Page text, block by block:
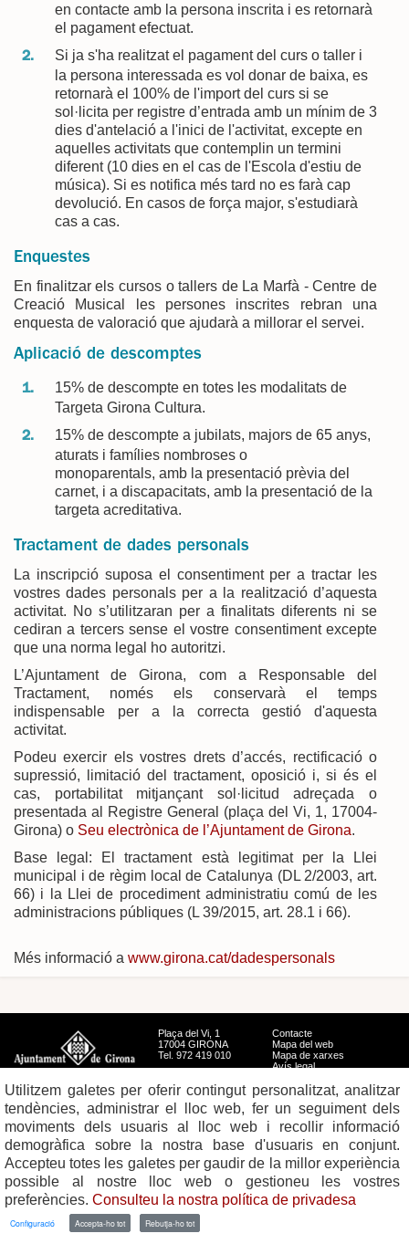
en contacte amb la persona inscrita i es retornarà
el pagament efectuat.
Si ja s'ha realitzat el pagament del curs o taller i
la persona interessada es vol donar de baixa, es
retornarà el 100% de l'import del curs si se
sol·licita per registre d’entrada amb un mínim de 3
dies d'antelació a l'inici de l'activitat, excepte en
aquelles activitats que contemplin un termini
diferent (10 dies en el cas de l'Escola d'estiu de
música). Si es notifica més tard no es farà cap
devolució. En casos de força major, s'estudiarà
cas a cas.
Enquestes
En finalitzar els cursos o tallers de La Marfà - Centre de
Creació Musical les persones inscrites rebran una
enquesta de valoració que ajudarà a millorar el servei.
Aplicació de descomptes
15% de descompte en totes les modalitats de
Targeta Girona Cultura.
15% de descompte a jubilats, majors de 65 anys,
aturats i famílies nombroses o
monoparentals, amb la presentació prèvia del
carnet, i a discapacitats, amb la presentació de la
targeta acreditativa.
Tractament de dades personals
La inscripció suposa el consentiment per a tractar les
vostres dades personals per a la realització d’aquesta
activitat. No s’utilitzaran per a finalitats diferents ni se
cediran a tercers sense el vostre consentiment excepte
que una norma legal ho autoritzi.
L’Ajuntament de Girona, com a Responsable del
Tractament, només els conservarà el temps
indispensable per a la correcta gestió d'aquesta
activitat.
Podeu exercir els vostres drets d’accés, rectificació o
supressió, limitació del tractament, oposició i, si és el
cas, portabilitat mitjançant sol·licitud adreçada o
presentada al Registre General (plaça del Vi, 1, 17004-
Girona) o Seu electrònica de l’Ajuntament de Girona.
Base legal: El tractament està legitimat per la Llei
municipal i de règim local de Catalunya (DL 2/2003, art.
66) i la Llei de procediment administratiu comú de les
administracions públiques (L 39/2015, art. 28.1 i 66).
Més informació a www.girona.cat/dadespersonals
Plaça del Vi, 1
17004 GIRONA
Tel. 972 419 010
Contacte
Mapa del web
Mapa de xarxes
Avís legal
Utilitzem galetes per oferir contingut personalitzat, analitzar
tendències, administrar el lloc web, fer un seguiment dels
moviments dels usuaris al lloc web i recollir informació
demogràfica sobre la nostra base d'usuaris en conjunt.
Accepteu totes les galetes per gaudir de la millor experiència
possible al nostre lloc web o gestioneu les vostres
preferències. Consulteu la nostra política de privadesa
Configuració Accepta-ho tot Rebutja-ho tot